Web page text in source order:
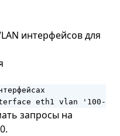
интерфейсов для
eth1 vlan '100-
запросы на